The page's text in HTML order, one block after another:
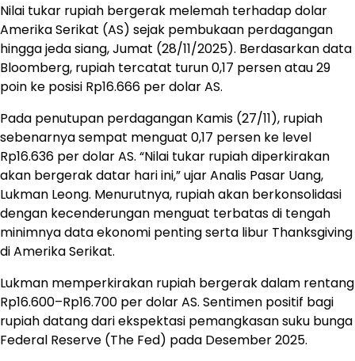
Nilai tukar rupiah bergerak melemah terhadap dolar
Amerika Serikat (AS) sejak pembukaan perdagangan
hingga jeda siang, Jumat (28/11/2025). Berdasarkan data
Bloomberg, rupiah tercatat turun 0,17 persen atau 29
poin ke posisi Rp16.666 per dolar AS.
Pada penutupan perdagangan Kamis (27/11), rupiah
sebenarnya sempat menguat 0,17 persen ke level
Rp16.636 per dolar AS. “Nilai tukar rupiah diperkirakan
akan bergerak datar hari ini,” ujar Analis Pasar Uang,
Lukman Leong. Menurutnya, rupiah akan berkonsolidasi
dengan kecenderungan menguat terbatas di tengah
minimnya data ekonomi penting serta libur Thanksgiving
di Amerika Serikat.
Lukman memperkirakan rupiah bergerak dalam rentang
Rp16.600–Rp16.700 per dolar AS. Sentimen positif bagi
rupiah datang dari ekspektasi pemangkasan suku bunga
Federal Reserve (The Fed) pada Desember 2025.